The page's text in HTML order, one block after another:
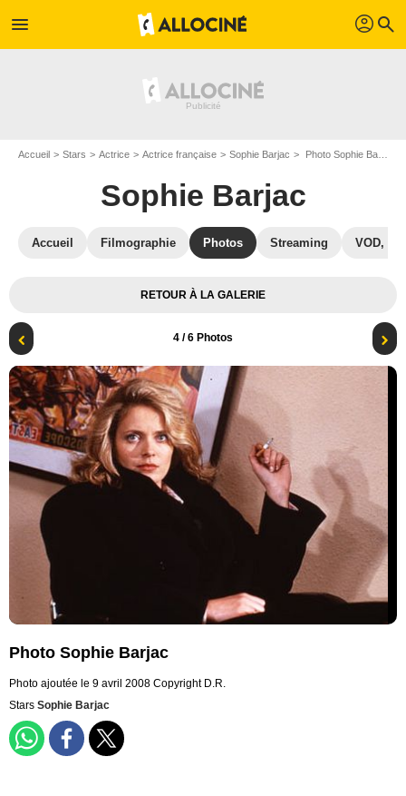
menu profil search
Accueil Stars Actrice Actrice française Sophie Barjac Photo Sophie Barjac
Sophie Barjac
Accueil Filmographie Photos Streaming VOD,
RETOUR À LA GALERIE
4 / 6 Photos
Photo Sophie Barjac
Photo ajoutée le 9 avril 2008 Copyright D.R.
Stars Sophie Barjac